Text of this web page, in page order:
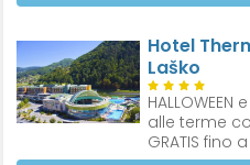
Hotel
Laško
HALLOWEEN
alle terme
GRATIS fino